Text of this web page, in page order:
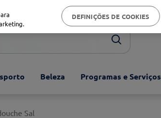
Beleza Programas e Serviços
Sal
DEFINIÇÕES DE COOKIES